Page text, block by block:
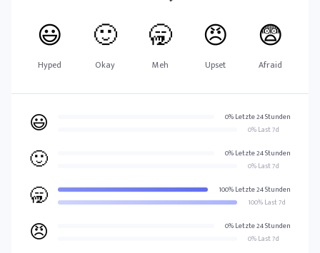
😃
Hyped
🙂
Okay
🥱
Meh
😠
Upset
😨
Afraid
😃
0% Letzte 24 Stunden
0% Last 7d
🙂
0% Letzte 24 Stunden
0% Last 7d
🥱
100% Letzte 24 Stunden
100% Last 7d
😠
0% Letzte 24 Stunden
0% Last 7d